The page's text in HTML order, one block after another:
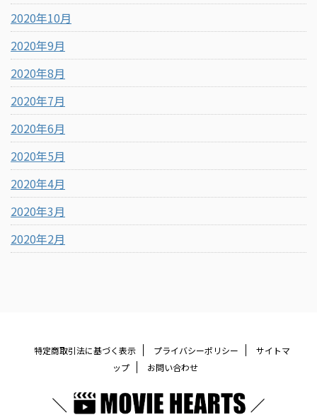
2020年10月
2020年9月
2020年8月
2020年7月
2020年6月
2020年5月
2020年4月
2020年3月
2020年2月
特定商取引法に基づく表示 プライバシーポリシー
サイトマ
ップ
お問い合わせ